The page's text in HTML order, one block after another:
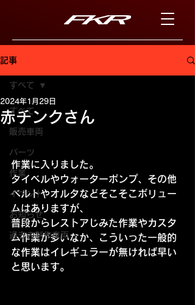
記事
すべて
販売車両
パーツ
作業
イベント
お知らせ
過去の制作車両
すべて
赤チンクさん
2024年1月29日
作業に入りました。
タイベルやウォーターポンプ、その他
ベルトやオルタなどそこそこボリュー
ムはありますが、
普段からレストアじみた作業やカスタ
ム作業が多いなか、こういった一般的
な作業はイレギュラーが無ければ早い
と思います。